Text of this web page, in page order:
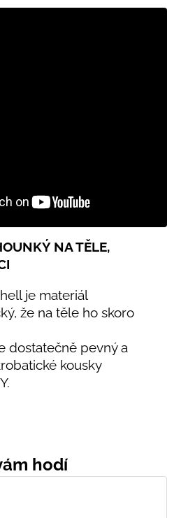
NA TĚLE,
je materiál
že na těle ho skoro
dostatečně pevný a
kousky